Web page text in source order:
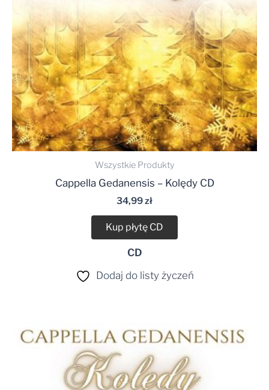
Wszystkie Produkty
Cappella Gedanensis – Kolędy CD
34,99zł
Kup płytę CD
CD
Dodaj do listy życzeń